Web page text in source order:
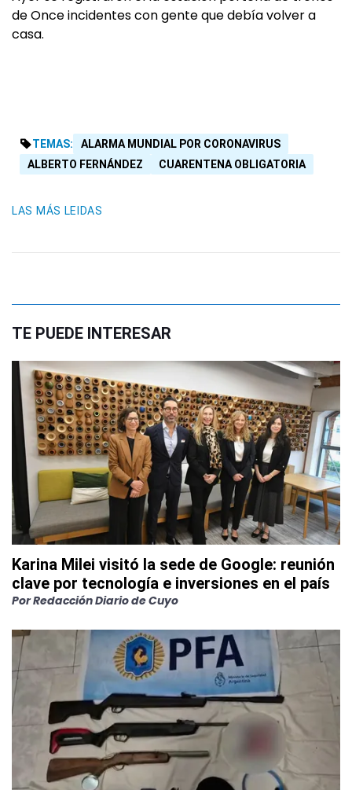
de Once incidentes con gente que debía volver a
casa.
TEMAS:
ALARMA MUNDIAL POR CORONAVIRUS
ALBERTO FERNÁNDEZ
CUARENTENA OBLIGATORIA
LAS MÁS LEIDAS
TE PUEDE INTERESAR
Karina Milei visitó la sede de Google: reunión
clave por tecnología e inversiones en el país
PorRedacción Diario de Cuyo